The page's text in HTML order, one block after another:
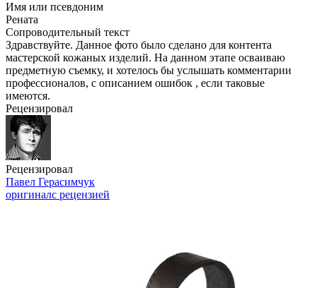
Имя или псевдоним
Рената
Сопроводительный текст
Здравствуйте. Данное фото было сделано для контента
мастерской кожаных изделий. На данном этапе осваиваю
предметную съемку, и хотелось бы услышать комментарии
профессионалов, с описанием ошибок , если таковые
имеются.
Рецензировал
Рецензировал
Павел Герасимчук
оригиналс рецензией